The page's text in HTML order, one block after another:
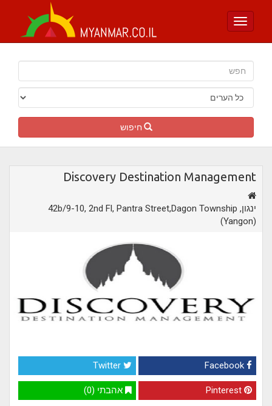
Toggle
חיפוש
Discovery Destination Management
42b/9-10, 2nd Fl, Pantra Street,Dagon Township ,ינגון
(Yangon)
Twitter
אהבתי (0)